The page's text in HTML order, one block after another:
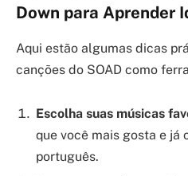
Down para Aprender
Aqui estão algumas dicas
canções do SOAD como
Escolha suas músicas
que você mais gosta e já
português.